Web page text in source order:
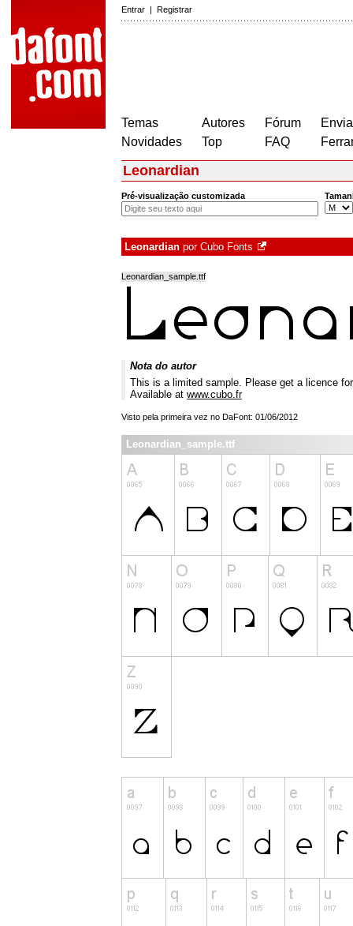
Entrar | Registrar
Temas
Novidades
Autores
Top
Fórum
FAQ
Leonardian
Pré-visualização customizada
Leonardian por Cubo Fonts
Leonardian_sample.ttf
Nota do autor
This is a limited sample. Please get a licence
Available at www.cubo.fr
Visto pela primeira vez no DaFont: 01/06/2012
Leonardian_sample.ttf